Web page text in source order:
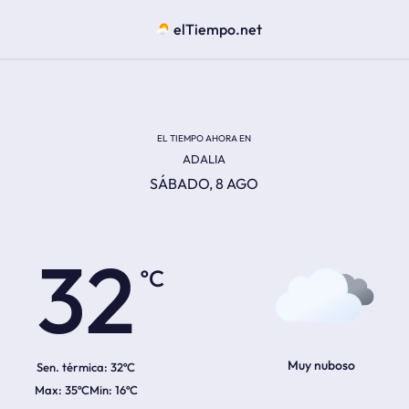
elTiempo.net
EL TIEMPO AHORA EN
ADALIA
SÁBADO, 8 AGO
32
Sen. térmica: 32ºC
35ºC 16ºC
Muy nuboso